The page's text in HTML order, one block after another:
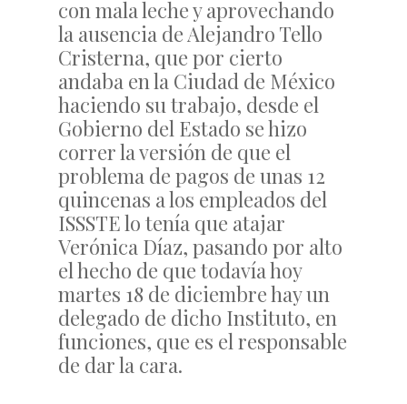
con mala leche y aprovechando
la ausencia de Alejandro Tello
Cristerna, que por cierto
andaba en la Ciudad de México
haciendo su trabajo, desde el
Gobierno del Estado se hizo
correr la versión de que el
problema de pagos de unas 12
quincenas a los empleados del
ISSSTE lo tenía que atajar
Verónica Díaz, pasando por alto
el hecho de que todavía hoy
martes 18 de diciembre hay un
delegado de dicho Instituto, en
funciones, que es el responsable
de dar la cara.